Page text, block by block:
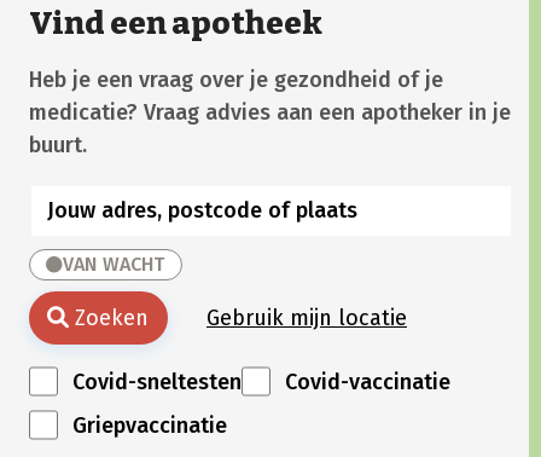
Vind een apotheek
Heb je een vraag over je gezondheid of je
medicatie? Vraag advies aan een apotheker in je
buurt.
VAN WACHT
Zoeken Gebruik mijn locatie
Covid-sneltesten
Covid-vaccinatie
Griepvaccinatie